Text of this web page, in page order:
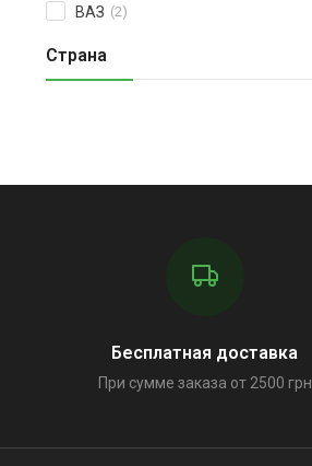
ВАЗ (2)
Страна
Бесплатная доставка
При сумме заказа от 2500 грн